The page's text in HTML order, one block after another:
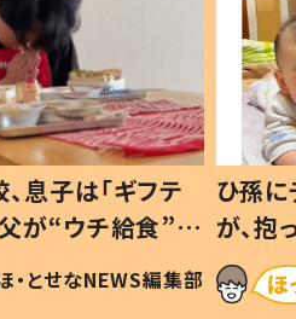
息子は「ギフテ
が“ウチ給食”を
とは #令和の親
・とせなNEWS編集部
ひ孫
が、
「涙が
い」